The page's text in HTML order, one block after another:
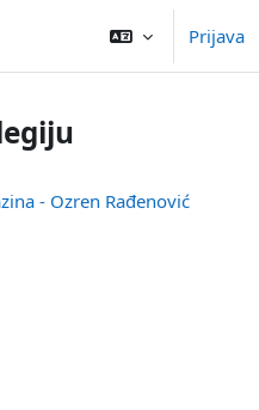
Prijava
- Ozren Rađenović